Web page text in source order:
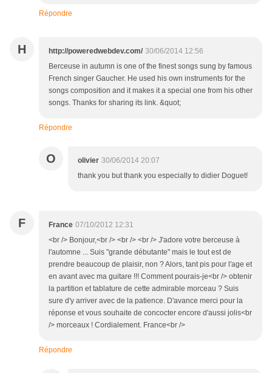
Répondre
H http://poweredwebdev.com/ 30/06/2014 12:56
Berceuse in autumn is one of the finest songs sung by famous
French singer Gaucher. He used his own instruments for the
songs composition and it makes it a special one from his other
songs. Thanks for sharing its link. &quot;
Répondre
O olivier 30/06/2014 20:07
thank you but thank you especially to didier Doguet!
F France 07/10/2012 12:31
<br /> Bonjour,<br /> <br /> <br /> J'adore votre berceuse à
l'automne ... Suis "grande débutante" mais le tout est de
prendre beaucoup de plaisir, non ? Alors, tant pis pour l'age et
en avant avec ma guitare !!! Comment pourais-je<br /> obtenir
la partition et tablature de cette admirable morceau ? Suis
sure d'y arriver avec de la patience. D'avance merci pour la
réponse et vous souhaite de concocter encore d'aussi jolis<br
/> morceaux ! Cordialement. France<br />
Répondre